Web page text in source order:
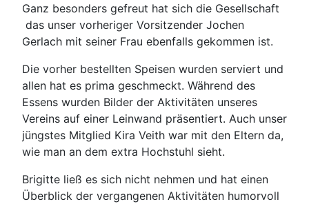
Ganz besonders gefreut hat sich die Gesellschaft
das unser vorheriger Vorsitzender Jochen
Gerlach mit seiner Frau ebenfalls gekommen ist.
Die vorher bestellten Speisen wurden serviert und
allen hat es prima geschmeckt. Während des
Essens wurden Bilder der Aktivitäten unseres
Vereins auf einer Leinwand präsentiert. Auch unser
jüngstes Mitglied Kira Veith war mit den Eltern da,
wie man an dem extra Hochstuhl sieht.
Brigitte ließ es sich nicht nehmen und hat einen
Überblick der vergangenen Aktivitäten humorvoll